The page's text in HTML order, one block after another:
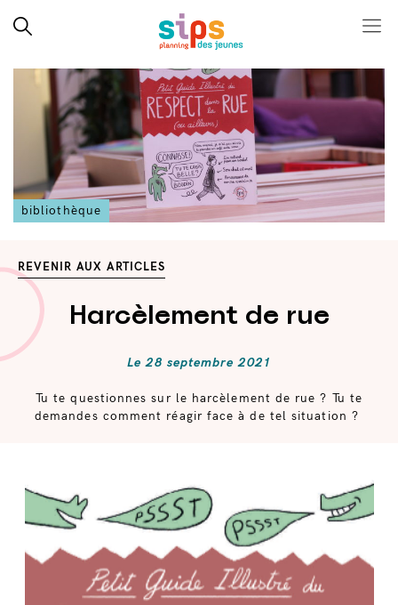
content
Rechercher
bibliothèque
REVENIR AUX ARTICLES
Harcèlement de rue
Le28 septembre 2021
Tu te questionnes sur le harcèlement de rue ? Tu te
demandes comment réagir face à de tel situation ?